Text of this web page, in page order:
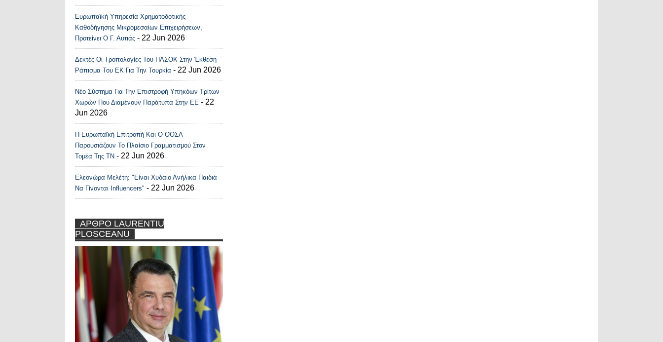
Ευρωπαϊκή Υπηρεσία Χρηματοδοτικής
Καθοδήγησης Μικρομεσαίων Επιχειρήσεων,
Προτείνει Ο Γ. Αυτιάς - 22 Jun 2026
Δεκτές Οι Τροπολογίες Του ΠΑΣΟΚ Στην Έκθεση-
Ράπισμα Του ΕΚ Για Την Τουρκία - 22 Jun 2026
Νέο Σύστημα Για Την Επιστροφή Υπηκόων Τρίτων
Χωρών Που Διαμένουν Παράτυπα Στην ΕΕ - 22
Jun 2026
Η Ευρωπαϊκή Επιτροπή Και Ο ΟΟΣΑ
Παρουσιάζουν Το Πλαίσιο Γραμματισμού Στον
Τομέα Της ΤΝ - 22 Jun 2026
Ελεονώρα Μελέτη: "Είναι Χυδαίο Ανήλικα Παιδιά
Να Γίνονται Influencers" - 22 Jun 2026
ΑΡΘΡΟ LAURENTIU
PLOSCEANU